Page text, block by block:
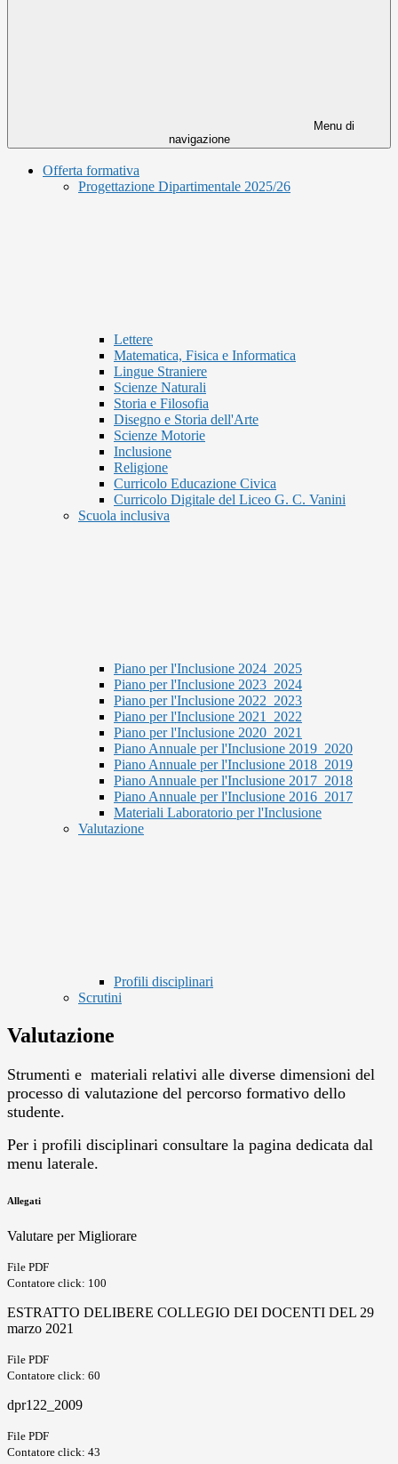
Menu di
navigazione
Offerta formativa
Progettazione Dipartimentale 2025/26
Lettere
Matematica, Fisica e Informatica
Lingue Straniere
Scienze Naturali
Storia e Filosofia
Disegno e Storia dell'Arte
Scienze Motorie
Inclusione
Religione
Curricolo Educazione Civica
Curricolo Digitale del Liceo G. C. Vanini
Scuola inclusiva
Piano per l'Inclusione 2024_2025
Piano per l'Inclusione 2023_2024
Piano per l'Inclusione 2022_2023
Piano per l'Inclusione 2021_2022
Piano per l'Inclusione 2020_2021
Piano Annuale per l'Inclusione 2019_2020
Piano Annuale per l'Inclusione 2018_2019
Piano Annuale per l'Inclusione 2017_2018
Piano Annuale per l'Inclusione 2016_2017
Materiali Laboratorio per l'Inclusione
Valutazione
Profili disciplinari
Scrutini
Valutazione
Strumenti e materiali relativi alle diverse dimensioni del
processo di valutazione del percorso formativo dello
studente.
Per i profili disciplinari consultare la pagina dedicata dal
menu laterale.
Allegati
Valutare per Migliorare
File PDF
Contatore click: 100
ESTRATTO DELIBERE COLLEGIO DEI DOCENTI DEL 29
marzo 2021
File PDF
Contatore click: 60
dpr122_2009
File PDF
Contatore click: 43